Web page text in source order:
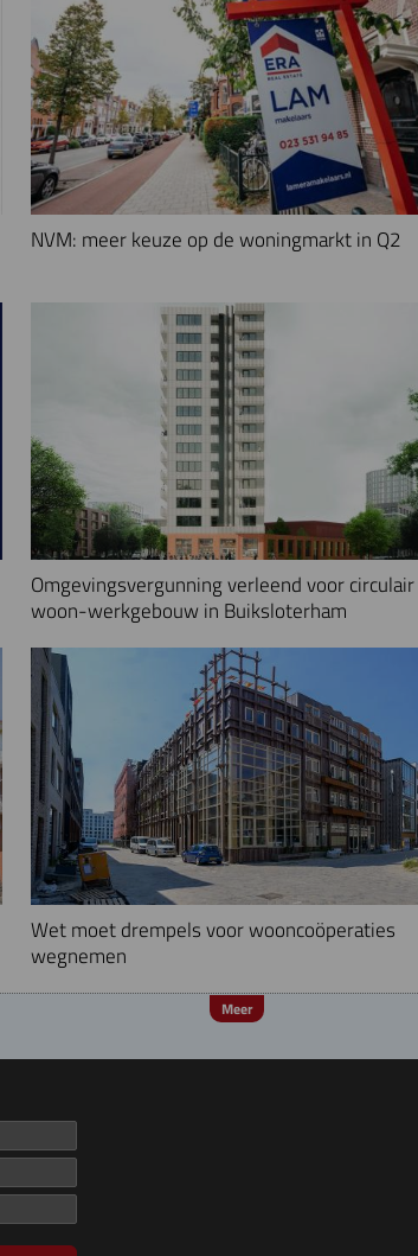
NVM: meer keuze op de woningmarkt in Q2
Omgevingsvergunning verleend voor circulair
woon-werkgebouw in Buiksloterham
Wet moet drempels voor wooncoöperaties
wegnemen
Meer